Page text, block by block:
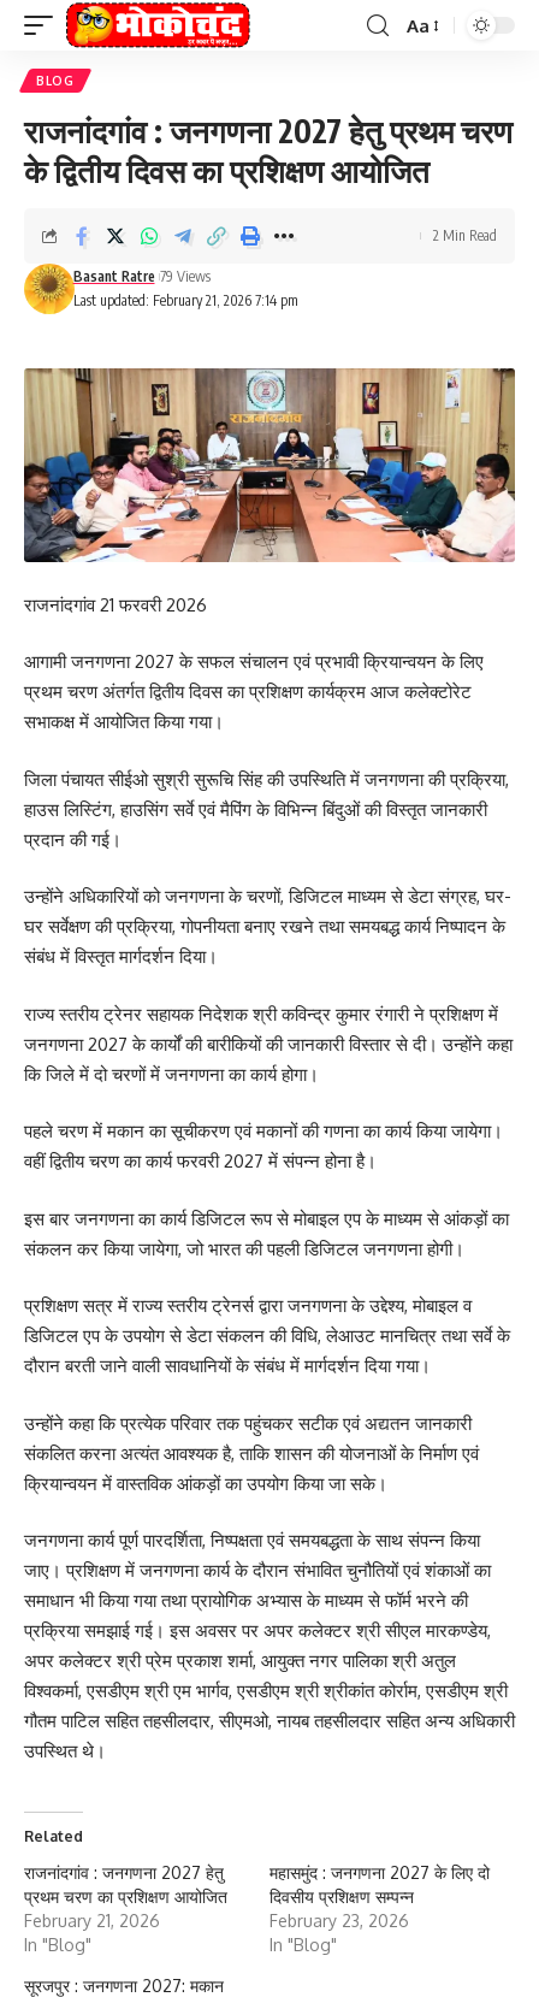
Font
Aa
BLOG
राजनांदगांव : जनगणना 2027 हेतु प्रथम चरण
के द्वितीय दिवस का प्रशिक्षण आयोजित
Last updated: February 21, 2026 7:14 pm
Basant Ratre 79 Views
2 Min Read
राजनांदगांव 21 फरवरी 2026
आगामी जनगणना 2027 के सफल संचालन एवं प्रभावी क्रियान्वयन के लिए
प्रथम चरण अंतर्गत द्वितीय दिवस का प्रशिक्षण कार्यक्रम आज कलेक्टोरेट
सभाकक्ष में आयोजित किया गया।
जिला पंचायत सीईओ सुश्री सुरूचि सिंह की उपस्थिति में जनगणना की प्रक्रिया,
हाउस लिस्टिंग, हाउसिंग सर्वे एवं मैपिंग के विभिन्न बिंदुओं की विस्तृत जानकारी
प्रदान की गई।
उन्होंने अधिकारियों को जनगणना के चरणों, डिजिटल माध्यम से डेटा संग्रह, घर-
घर सर्वेक्षण की प्रक्रिया, गोपनीयता बनाए रखने तथा समयबद्ध कार्य निष्पादन के
संबंध में विस्तृत मार्गदर्शन दिया।
राज्य स्तरीय ट्रेनर सहायक निदेशक श्री कविन्द्र कुमार रंगारी ने प्रशिक्षण में
जनगणना 2027 के कार्यों की बारीकियों की जानकारी विस्तार से दी। उन्होंने कहा
कि जिले में दो चरणों में जनगणना का कार्य होगा।
पहले चरण में मकान का सूचीकरण एवं मकानों की गणना का कार्य किया जायेगा।
वहीं द्वितीय चरण का कार्य फरवरी 2027 में संपन्न होना है।
इस बार जनगणना का कार्य डिजिटल रूप से मोबाइल एप के माध्यम से आंकड़ों का
संकलन कर किया जायेगा, जो भारत की पहली डिजिटल जनगणना होगी।
प्रशिक्षण सत्र में राज्य स्तरीय ट्रेनर्स द्वारा जनगणना के उद्देश्य, मोबाइल व
डिजिटल एप के उपयोग से डेटा संकलन की विधि, लेआउट मानचित्र तथा सर्वे के
दौरान बरती जाने वाली सावधानियों के संबंध में मार्गदर्शन दिया गया।
उन्होंने कहा कि प्रत्येक परिवार तक पहुंचकर सटीक एवं अद्यतन जानकारी
संकलित करना अत्यंत आवश्यक है, ताकि शासन की योजनाओं के निर्माण एवं
क्रियान्वयन में वास्तविक आंकड़ों का उपयोग किया जा सके।
जनगणना कार्य पूर्ण पारदर्शिता, निष्पक्षता एवं समयबद्धता के साथ संपन्न किया
जाए। प्रशिक्षण में जनगणना कार्य के दौरान संभावित चुनौतियों एवं शंकाओं का
समाधान भी किया गया तथा प्रायोगिक अभ्यास के माध्यम से फॉर्म भरने की
प्रक्रिया समझाई गई। इस अवसर पर अपर कलेक्टर श्री सीएल मारकण्डेय,
अपर कलेक्टर श्री प्रेम प्रकाश शर्मा, आयुक्त नगर पालिका श्री अतुल
विश्वकर्मा, एसडीएम श्री एम भार्गव, एसडीएम श्री श्रीकांत कोर्राम, एसडीएम श्री
गौतम पाटिल सहित तहसीलदार, सीएमओ, नायब तहसीलदार सहित अन्य अधिकारी
उपस्थित थे।
Related
राजनांदगांव : जनगणना 2027 हेतु
प्रथम चरण का प्रशिक्षण आयोजित
February 21, 2026
In "Blog"
महासमुंद : जनगणना 2027 के लिए दो
दिवसीय प्रशिक्षण सम्पन्न
February 23, 2026
In "Blog"
सूरजपुर : जनगणना 2027: मकान